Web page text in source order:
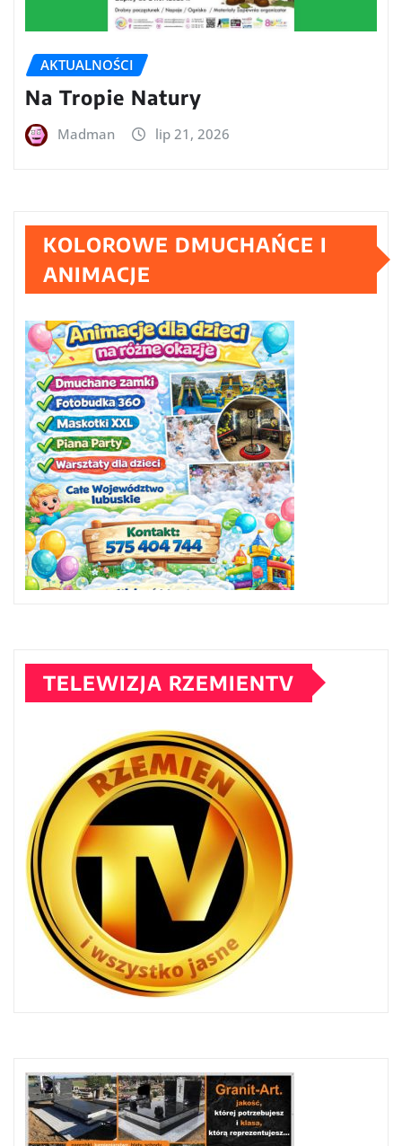
AKTUALNOŚCI
Na Tropie Natury
Madman lip 21, 2026
KOLOROWE DMUCHAŃCE I
ANIMACJE
TELEWIZJA RZEMIENTV